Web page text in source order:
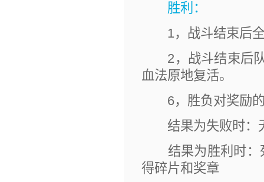
胜利：
1，战斗结束后全
2，战斗结束后队
血法原地复活。
6，胜负对奖励的
结果为失败时：
结果为胜利时：
得碎片和奖章